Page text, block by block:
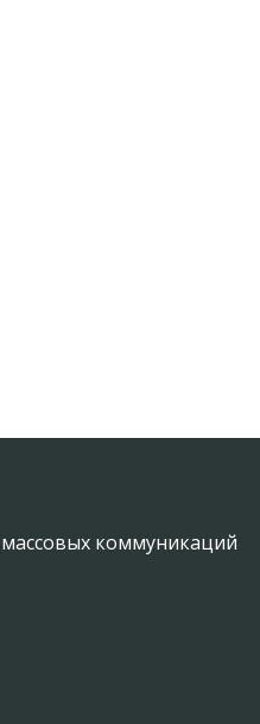
коммуникаций